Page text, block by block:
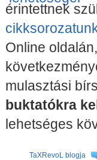
érintettnek
Online
mulasztási
buktatókra
lehetséges
TaXRevoL blogja